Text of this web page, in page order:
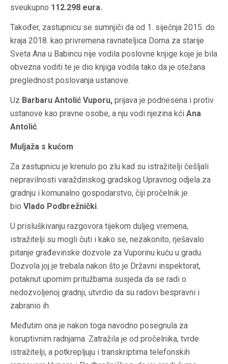
sveukupno 112.298 eura.
Također, zastupnicu se sumnjiči da od 1. siječnja 2015. do
kraja 2018. kao privremena ravnateljica Doma za starije
Sveta Ana u Babincu nije vodila poslovne knjige koje je bila
obvezna voditi te je dio knjiga vodila tako da je otežana
preglednost poslovanja ustanove.
Uz Barbaru Antolić Vuporu, prijava je podnesena i protiv
ustanove kao pravne osobe, a nju vodi njezina kći Ana
Antolić.
Muljaža s kućom
Za zastupnicu je krenulo po zlu kad su istražitelji češljali
nepravilnosti varaždinskog gradskog Upravnog odjela za
gradnju i komunalno gospodarstvo, čiji pročelnik je
bio Vlado Podbrežnički.
U prisluškivanju razgovora tijekom duljeg vremena,
istražitelji su mogli čuti i kako se, nezakonito, rješavalo
pitanje građevinske dozvole za Vuporinu kuću u gradu.
Dozvola joj je trebala nakon što je Državni inspektorat,
potaknut upornim pritužbama susjeda da se radi o
nedozvoljenoj gradnji, utvrdio da su radovi bespravni i
zabranio ih.
Međutim ona je nakon toga navodno posegnula za
koruptivnim radnjama. Zatražila je od pročelnika, tvrde
istražitelji, a potkrepljuju i transkriptima telefonskih